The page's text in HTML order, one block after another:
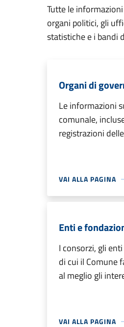
Tutte le
organi politici, gli
statistiche e i bandi
Organi di
Le informazioni
comunale,
registrazioni
VAI ALLA PAGINA
Enti e
I consorzi, gli
di cui il Comune
al meglio gli
VAI ALLA PAGINA